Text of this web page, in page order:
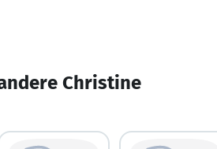
Christine